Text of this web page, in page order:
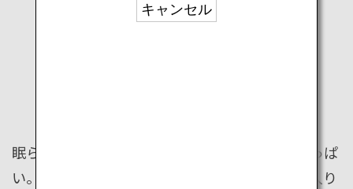
TOKYO
眠らない都市、東京。夜の東京はお楽しみがいっぱ
い。どの扉を開けるかは、あなた次第。お気に入り
キャンセル